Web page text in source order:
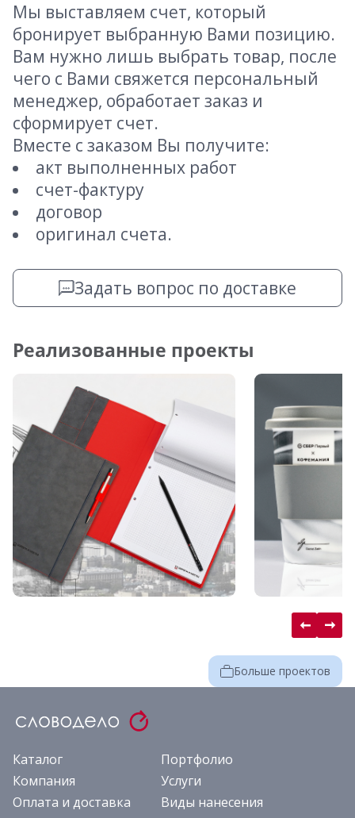
Мы выставляем счет, который
бронирует выбранную Вами позицию.
Вам нужно лишь выбрать товар, после
чего с Вами свяжется персональный
менеджер, обработает заказ и
сформирует счет.
Вместе с заказом Вы получите:
акт выполненных работ
счет-фактуру
договор
оригинал счета.
Задать вопрос по доставке
Реализованные проекты
Больше проектов
Каталог
Портфолио
Компания
Услуги
Оплата и доставка
Виды нанесения